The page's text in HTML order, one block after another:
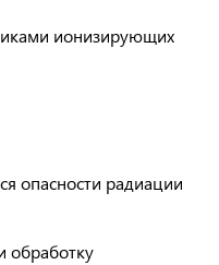
ионизирующих
опасности радиации
обработку